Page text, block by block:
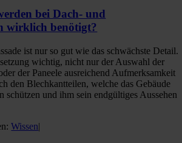
bei Dach- und
wirklich benötigt?
ist nur so gut wie das schwächste Detail.
wichtig, nicht nur der Auswahl der
der Paneele ausreichend Aufmerksamkeit
den Blechkantteilen, welche das Gebäude
schützen und ihm sein endgültiges Aussehen
Wissen|